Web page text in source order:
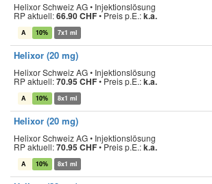
Helixor Schweiz AG • Injektionslösung
RP aktuell:66.90 CHF•Preis p.E.:k.a.
A 10% 7x1 ml
Helixor (20 mg)
Helixor Schweiz AG • Injektionslösung
RP aktuell:70.95 CHF•Preis p.E.:k.a.
A 10% 8x1 ml
Helixor (20 mg)
Helixor Schweiz AG • Injektionslösung
RP aktuell:70.95 CHF•Preis p.E.:k.a.
A 10% 8x1 ml